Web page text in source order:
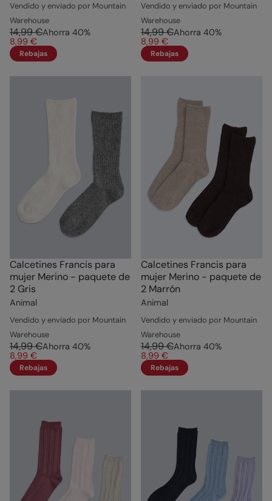
Vendido y enviado por Mountain
Warehouse
14,99 €Ahorra 40%
8,99 €
Rebajas
Vendido y enviado por Mountain
Warehouse
14,99 €Ahorra 40%
8,99 €
Rebajas
Calcetines Francis para
mujer Merino - paquete de
2 Gris
Animal
Vendido y enviado por Mountain
Warehouse
14,99 €Ahorra 40%
8,99 €
Rebajas
Calcetines Francis para
mujer Merino - paquete de
2 Marrón
Animal
Vendido y enviado por Mountain
Warehouse
14,99 €Ahorra 40%
8,99 €
Rebajas